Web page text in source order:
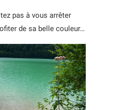
pas à vous arrêter
de sa belle couleur…